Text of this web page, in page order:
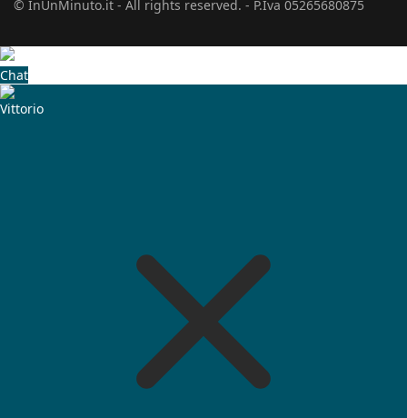
© InUnMinuto.it - All rights reserved. - P.Iva 05265680875
Chat
Vittorio